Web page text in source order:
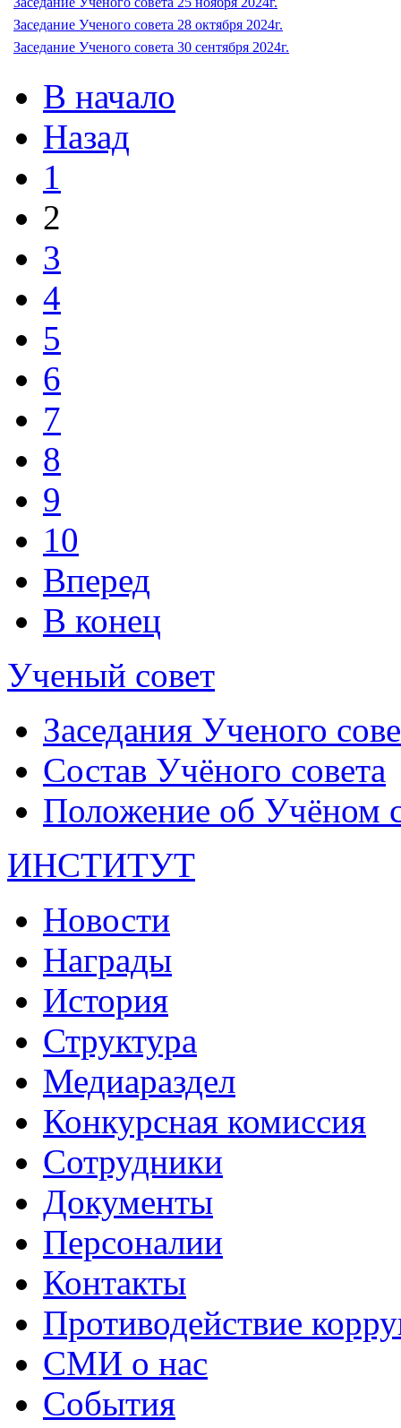
Заседание Ученого совета 28 октября 2024г.
Заседание Ученого совета 30 сентября 2024г.
В начало
Назад
1
2
3
4
5
6
7
8
9
10
Вперед
В конец
Ученый совет
Заседания Ученого
Состав Учёного совета
Положение об Учёном
ИНСТИТУТ
Новости
Награды
История
Структура
Медиараздел
Конкурсная комиссия
Сотрудники
Документы
Персоналии
Контакты
Противодействие
СМИ о нас
События